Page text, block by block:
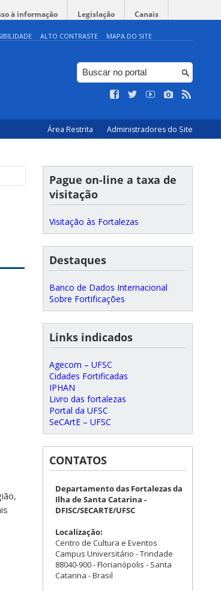
à informação Legislação Canais
ALTO CONTRASTE MAPA DO SITE
Área Restrita Administradores do Site
Pague on-line a taxa de
visitação
Visitação às Fortalezas
Destaques
Banco de Dados Internacional
Sobre Fortificações
Links indicados
Agecom – UFSC
Cidades Fortificadas
IPHAN
Livro das fortalezas
Portal da UFSC
SeCArtE – UFSC
CONTATOS
Departamento das Fortalezas da
Ilha de Santa Catarina -
DFISC/SECARTE/UFSC
Localização:
Centro de Cultura e Eventos
Campus Universitário - Trindade
88040-900 - Florianópolis - Santa
Catarina - Brasil